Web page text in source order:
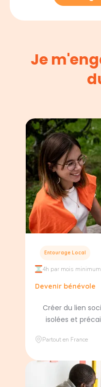
Je
Entourage Local
4h par mois minimum
Devenir bénévole
Créer du lien
isolées et
Partout en France